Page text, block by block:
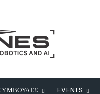
EVENTS